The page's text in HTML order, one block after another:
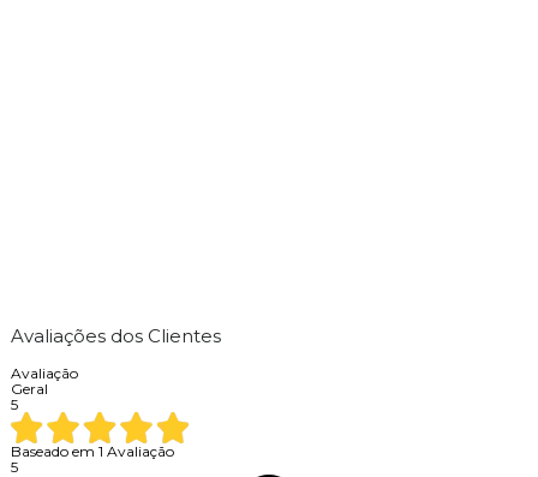
Avaliações dos Clientes
Avaliação
Geral
5
Baseado em 1 Avaliação
5